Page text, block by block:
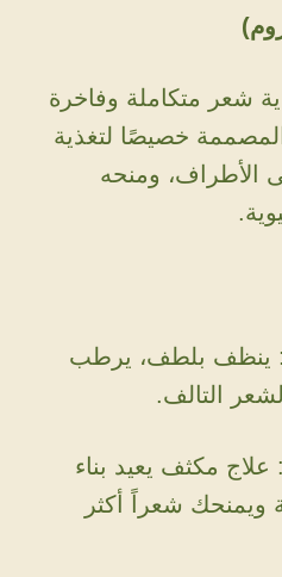
شعر متكاملة وفاخرة
خصيصًا لتغذية
الأطراف، ومنحه
: ينظف بلطف، يرطب
التالف.
: علاج مكثف يعيد بناء
ويمنحك شعراً أكثر